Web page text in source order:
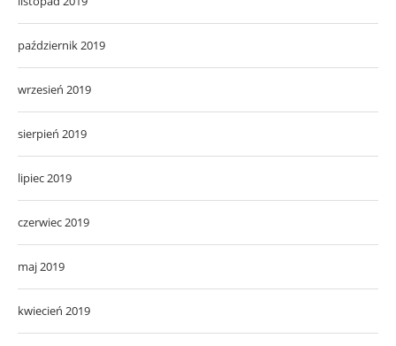
październik 2019
wrzesień 2019
sierpień 2019
lipiec 2019
czerwiec 2019
maj 2019
kwiecień 2019